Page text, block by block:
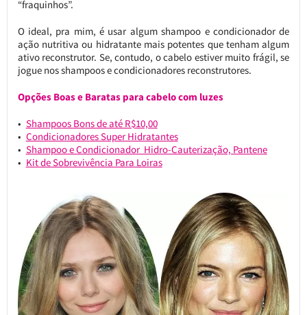
“fraquinhos”.
O ideal, pra mim, é usar algum shampoo e condicionador de
ação nutritiva ou hidratante mais potentes que tenham algum
ativo reconstrutor. Se, contudo, o cabelo estiver muito frágil, se
jogue nos shampoos e condicionadores reconstrutores.
Opções Boas e Baratas para cabelo com luzes
Shampoos Bons de até R$10,00
Condicionadores Super Hidratantes
Shampoo e Condicionador Hidro-Cauterização, Pantene
Kit de Sobrevivência Para Loiras